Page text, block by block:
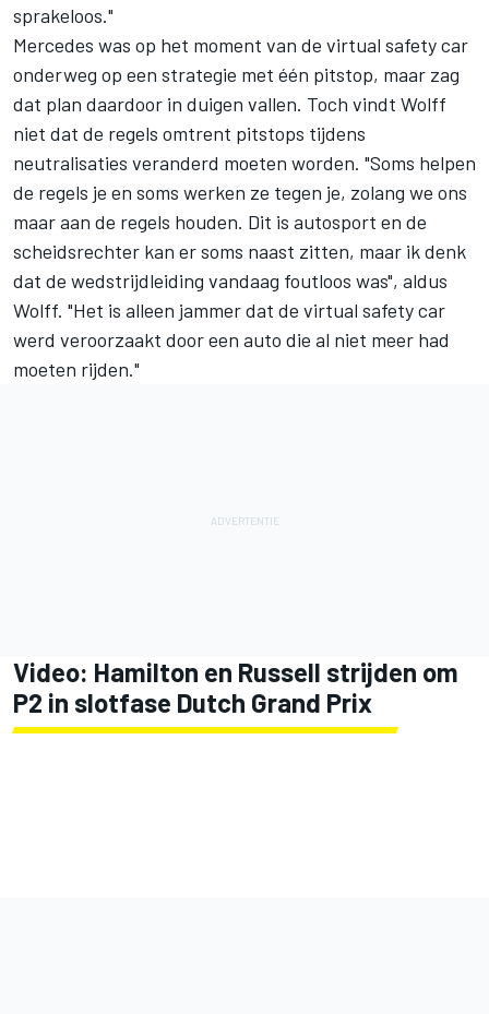
sprakeloos."
Mercedes was op het moment van de virtual safety car
onderweg op een strategie met één pitstop, maar zag
dat plan daardoor in duigen vallen. Toch vindt Wolff
niet dat de regels omtrent pitstops tijdens
neutralisaties veranderd moeten worden. "Soms helpen
de regels je en soms werken ze tegen je, zolang we ons
maar aan de regels houden. Dit is autosport en de
scheidsrechter kan er soms naast zitten, maar ik denk
dat de wedstrijdleiding vandaag foutloos was", aldus
Wolff. "Het is alleen jammer dat de virtual safety car
werd veroorzaakt door een auto die al niet meer had
moeten rijden."
Video: Hamilton en Russell strijden om
P2 in slotfase Dutch Grand Prix